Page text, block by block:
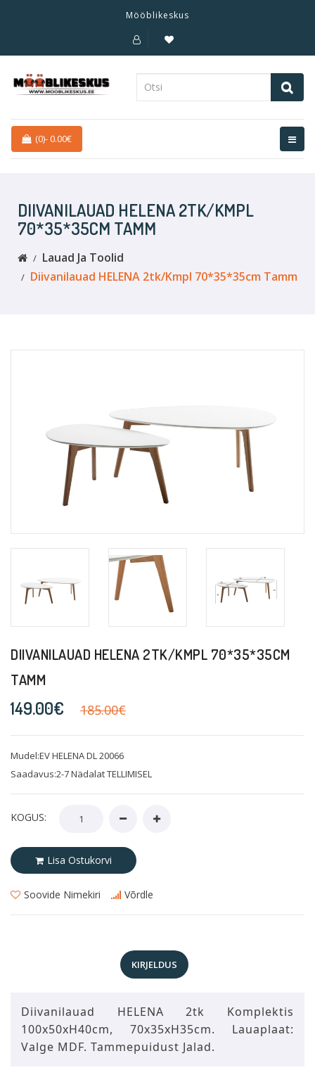
Mööblikeskus
(0)-0.00€
DIIVANILAUAD HELENA 2TK/KMPL
70*35*35CM TAMM
Lauad Ja Toolid
Diivanilauad HELENA 2tk/kmpl 70*35*35cm Tamm
DIIVANILAUAD HELENA 2TK/KMPL 70*35*35CM
TAMM
149.00€ 185.00€
Mudel:EV HELENA DL 20066
Saadavus:2-7 Nädalat TELLIMISEL
KOGUS:
Lisa Ostukorvi
Soovide Nimekiri Võrdle
KIRJELDUS
Diivanilauad HELENA 2tk Komplektis
100x50xH40cm, 70x35xH35cm. Lauaplaat:
Valge MDF. Tammepuidust Jalad.